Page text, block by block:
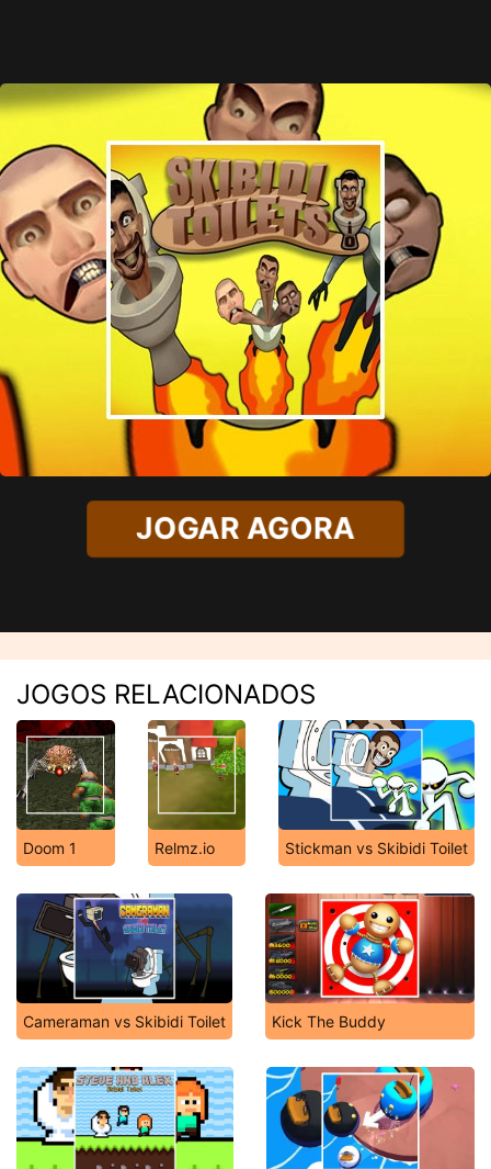
JOGAR AGORA
JOGOS RELACIONADOS
Doom 1 Relmz.io Stickman vs Skibidi Toilet
Cameraman vs Skibidi Toilet Kick The Buddy